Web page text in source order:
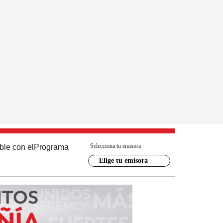
con el Programa Selecciona tu emisora
Elige tu emisora